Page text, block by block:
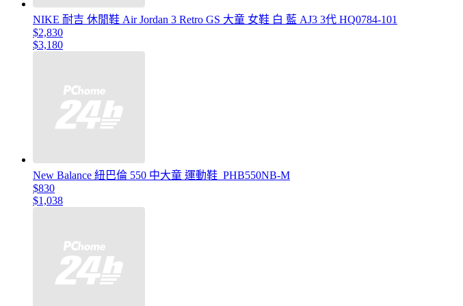
NIKE 耐吉 休閒鞋 Air Jordan 3 Retro GS 大童 女鞋 白 藍 AJ3 3代 HQ0784-101
$2,830
$3,180
New Balance 紐巴倫 550 中大童 運動鞋_PHB550NB-M
$830
$1,038